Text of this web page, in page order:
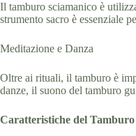
Il tamburo sciamanico è
strumento sacro è essenziale
Meditazione e Danza
Oltre ai rituali, il tamburo è
danze, il suono del tamburo
Caratteristiche del Tamburo